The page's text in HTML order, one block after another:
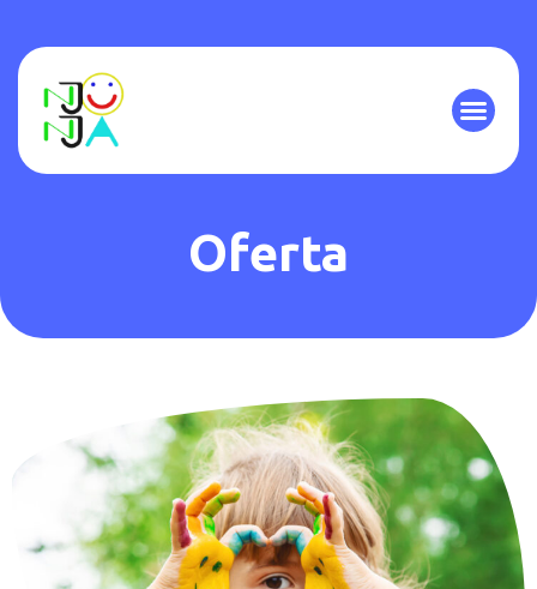
Oferta